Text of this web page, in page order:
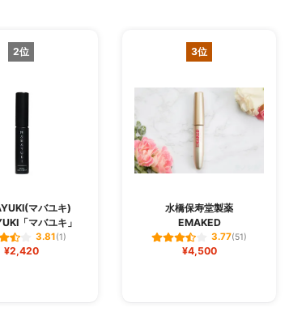
2位
マバユキ)
「マバユキ」
3.81(1)
¥2,420
3位
水橋保寿堂製薬
EMAKED
3.77(51)
¥4,500